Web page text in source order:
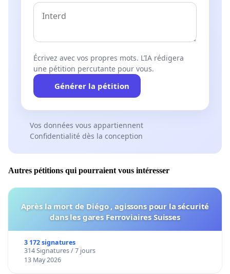
Écrivez avec vos propres mots. L’IA rédigera
une pétition percutante pour vous.
Générer la pétition
Vos données vous appartiennent
Confidentialité dès la conception
Autres pétitions qui pourraient vous intéresser
Après la mort de Diégo , agissons pour la sécurité
dans les gares Ferroviaires Suisses
3 172 signatures
314 Signatures / 7 jours
13 May 2026